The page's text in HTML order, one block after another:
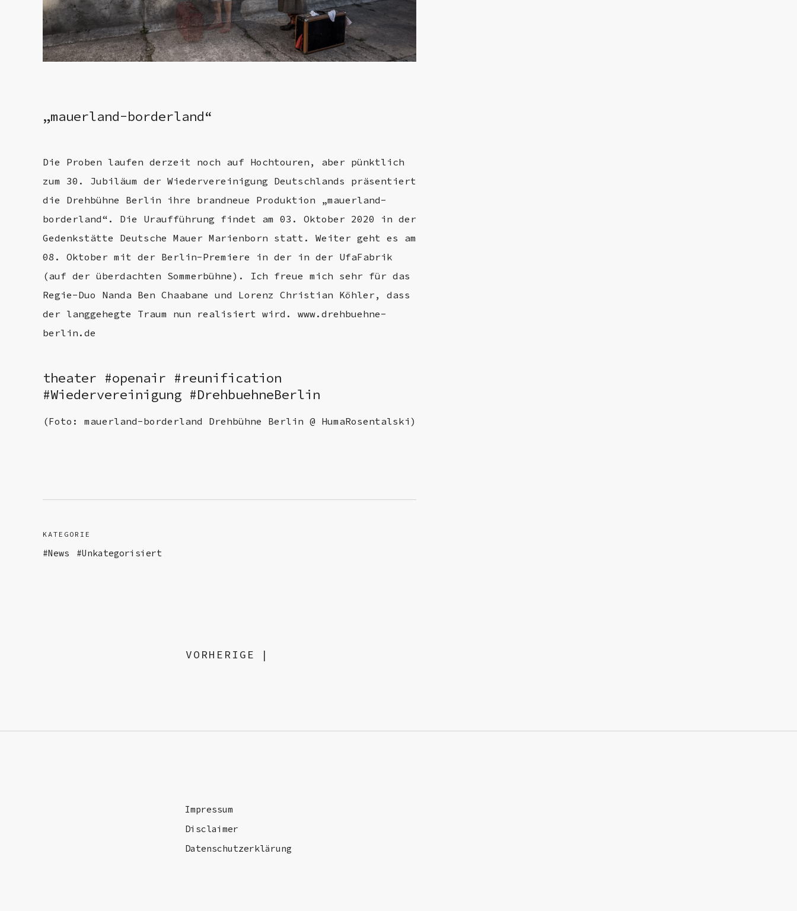
„mauerland-borderland“
Die Proben laufen derzeit noch auf Hochtouren, aber pünktlich
zum 30. Jubiläum der Wiedervereinigung Deutschlands präsentiert
die Drehbühne Berlin ihre brandneue Produktion „mauerland-
borderland“. Die Uraufführung findet am 03. Oktober 2020 in der
Gedenkstätte Deutsche Mauer Marienborn statt. Weiter geht es am
08. Oktober mit der Berlin-Premiere in der in der UfaFabrik
(auf der überdachten Sommerbühne). Ich freue mich sehr für das
Regie-Duo Nanda Ben Chaabane und Lorenz Christian Köhler, dass
der langgehegte Traum nun realisiert wird. www.drehbuehne-
berlin.de
theater #openair #reunification
#Wiedervereinigung #DrehbuehneBerlin
(Foto: mauerland-borderland Drehbühne Berlin @ HumaRosentalski)
KATEGORIE
News Unkategorisiert
VORHERIGE |
Impressum
Disclaimer
Datenschutzerklärung